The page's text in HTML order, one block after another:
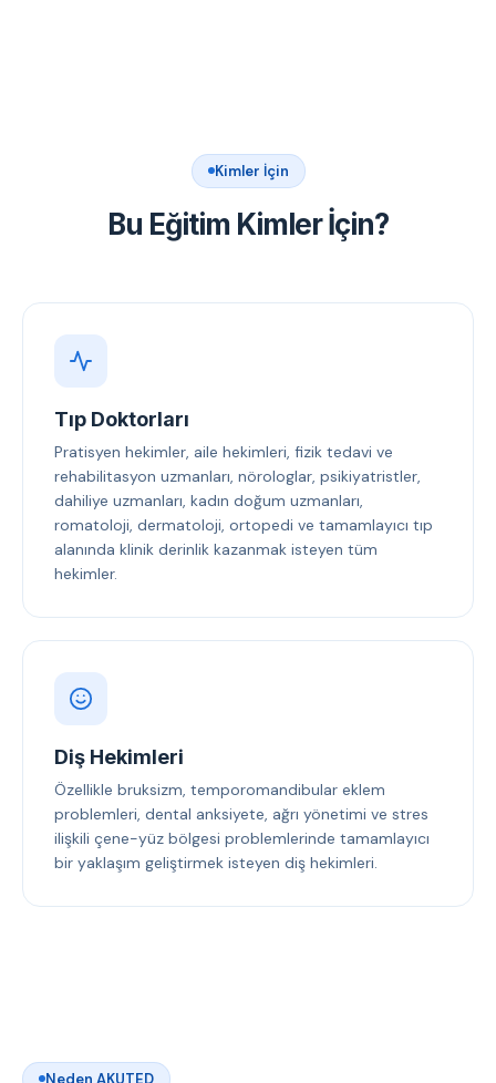
Kimler İçin
Bu Eğitim Kimler İçin?
Tıp Doktorları
Pratisyen hekimler, aile hekimleri, fizik tedavi ve
rehabilitasyon uzmanları, nörologlar, psikiyatristler,
dahiliye uzmanları, kadın doğum uzmanları,
romatoloji, dermatoloji, ortopedi ve tamamlayıcı tıp
alanında klinik derinlik kazanmak isteyen tüm
hekimler.
Diş Hekimleri
Özellikle bruksizm, temporomandibular eklem
problemleri, dental anksiyete, ağrı yönetimi ve stres
ilişkili çene-yüz bölgesi problemlerinde tamamlayıcı
bir yaklaşım geliştirmek isteyen diş hekimleri.
Neden AKUTED